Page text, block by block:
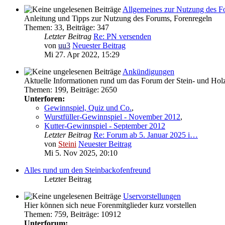
Allgemeines zur Nutzung des
Anleitung und Tipps zur Nutzung des Forums, Forenregeln
Themen: 33, Beiträge: 347
Letzter Beitrag Re: PN versenden
von uu3 Neuester Beitrag
Mi 27. Apr 2022, 15:29
Ankündigungen
Aktuelle Informationen rund um das Forum der Stein- und
Themen: 199, Beiträge: 2650
Unterforen:
Gewinnspiel, Quiz und Co.,
Wurstfüller-Gewinnspiel - November 2012,
Kutter-Gewinnspiel - September 2012
Letzter Beitrag Re: Forum ab 5. Januar 2025 i…
von Steini Neuester Beitrag
Mi 5. Nov 2025, 20:10
Alles rund um den Steinbackofenfreund
Letzter Beitrag
Uservorstellungen
Hier können sich neue Forenmitglieder kurz vorstellen
Themen: 759, Beiträge: 10912
Unterforum: